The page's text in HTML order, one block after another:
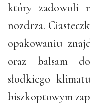
który zadowoli
nozdrza.
opakowaniu
oraz balsam
słodkiego
biszkoptowym